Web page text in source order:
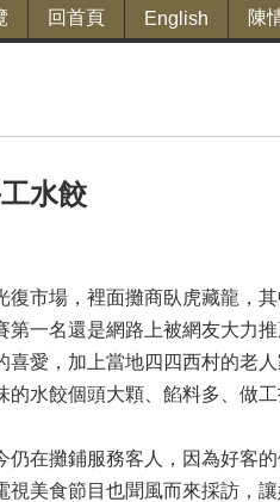
回首頁 English 陳
水餃
復市場，裡面攤商臥虎藏龍，
第一名還是網路上被網友大力
喜愛，加上當地四四西村的老
水餃個頭大顆、餡料多、做
仍在攤鋪服務客人，因為好客
視美食節目也聞風而來採訪，